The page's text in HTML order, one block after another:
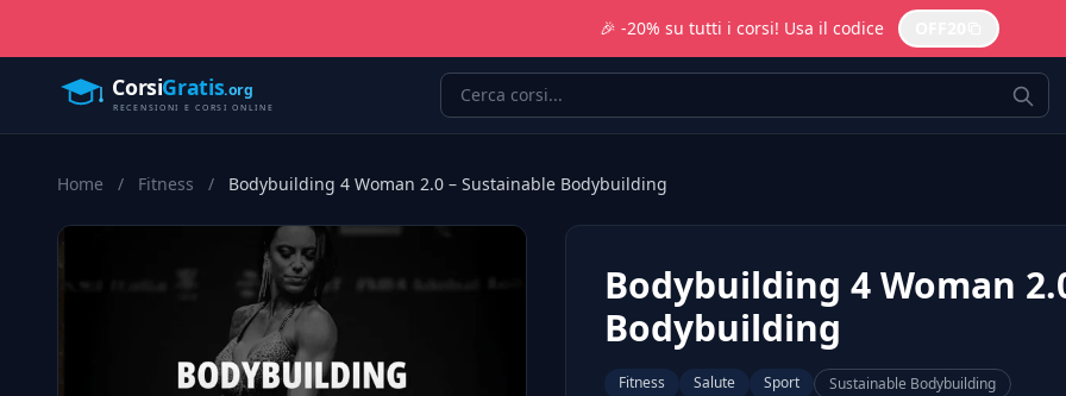
🎉 -20% su tutti i corsi! Usa il codice
Home / Fitness / Bodybuilding 4 Woman 2.0 – Sustainable Bodybuilding
Bodybuilding 4 Woman
Bodybuilding
Fitness Salute Sport Sustainable Bodybuilding